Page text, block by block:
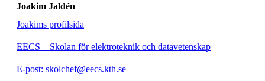
Joakim Jaldén
Joakims profilsida
EECS – Skolan för elektroteknik och datavetenskap
E-post: skolchef@eecs.kth.se